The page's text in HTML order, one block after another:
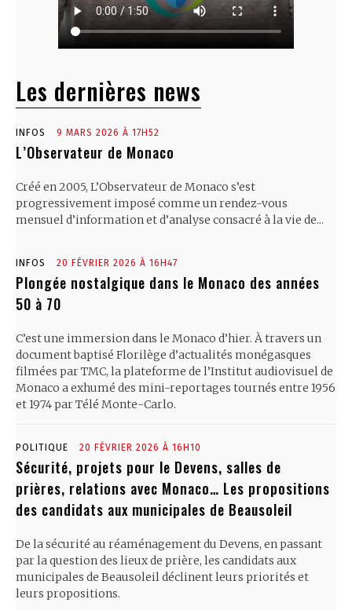
Les dernières news
INFOS 9 MARS 2026 À 17H52
L’Observateur de Monaco
Créé en 2005, L’Observateur de Monaco s’est
progressivement imposé comme un rendez-vous
mensuel d’information et d’analyse consacré à la vie de...
INFOS 20 FÉVRIER 2026 À 16H47
Plongée nostalgique dans le Monaco des années
50 à 70
C’est une immersion dans le Monaco d’hier. À travers un
document baptisé Florilège d’actualités monégasques
filmées par TMC, la plateforme de l’Institut audiovisuel de
Monaco a exhumé des mini-reportages tournés entre 1956
et 1974 par Télé Monte-Carlo.
POLITIQUE 20 FÉVRIER 2026 À 16H10
Sécurité, projets pour le Devens, salles de
prières, relations avec Monaco… Les propositions
des candidats aux municipales de Beausoleil
De la sécurité au réaménagement du Devens, en passant
par la question des lieux de prière, les candidats aux
municipales de Beausoleil déclinent leurs priorités et
leurs propositions.